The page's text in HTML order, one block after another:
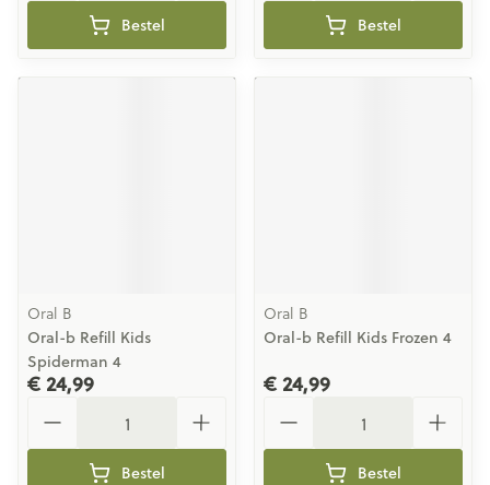
Bestel Bestel
Oral B
Oral-b Refill Kids
Spiderman 4
€ 24,99
Bestel
Oral B
Oral-b Refill Kids Frozen 4
€ 24,99
Bestel